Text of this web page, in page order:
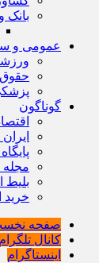
بانک
عمومی و
گوناگون
بلیط
خرید
صفحه
کانال تلگرام
اینستاگرام